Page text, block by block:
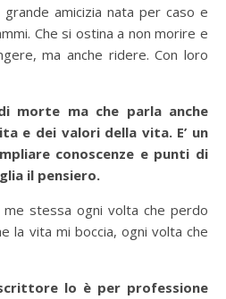
amicizia nata per caso e
Che si ostina a non morire e
ma anche ridere. Con loro
morte ma che parla anche
e dei valori della vita. E’ un
conoscenze e punti di
il pensiero.
me stessa ogni volta che perdo
la vita mi boccia, ogni volta che
lo è per professione